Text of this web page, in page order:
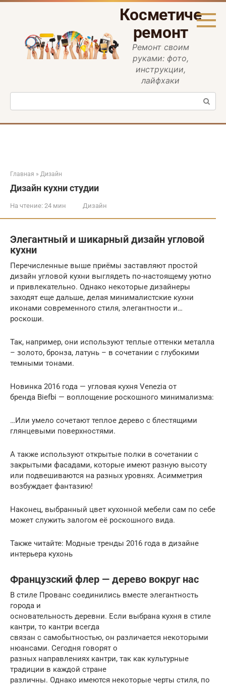
Перейти
ремонт
Ремонт своим
руками: фото,
инструкции,
лайфхаки
Поиск:
Главная » Дизайн
Дизайн кухни студии
На чтение: 24 мин Дизайн
Элегантный и шикарный дизайн угловой
кухни
Перечисленные выше приёмы заставляют простой
дизайн угловой кухни выглядеть по-настоящему уютно
и привлекательно. Однако некоторые дизайнеры
заходят еще дальше, делая минималистские кухни
иконами современного стиля, элегантности и…
роскоши.
Так, например, они используют теплые оттенки металла
– золото, бронза, латунь – в сочетании с глубокими
темными тонами.
Новинка 2016 года — угловая кухня Venezia от
бренда Biefbi — воплощение роскошного минимализма:
…Или умело сочетают теплое дерево с блестящими
глянцевыми поверхностями.
А также используют открытые полки в сочетании с
закрытыми фасадами, которые имеют разную высоту
или подвешиваются на разных уровнях. Асимметрия
возбуждает фантазию!
Наконец, выбранный цвет кухонной мебели сам по себе
может служить залогом её роскошного вида.
Также читайте: Модные тренды 2016 года в дизайне
интерьера кухонь
Французский флер — дерево вокруг нас
В стиле Прованс соединились вместе элегантность
города и
основательность деревни. Если выбрана кухня в стиле
кантри, то кантри всегда
связан с самобытностью, он различается некоторыми
нюансами. Сегодня говорят о
разных направлениях кантри, так как культурные
традиции в каждой стране
различны. Однако имеются некоторые черты стиля, по